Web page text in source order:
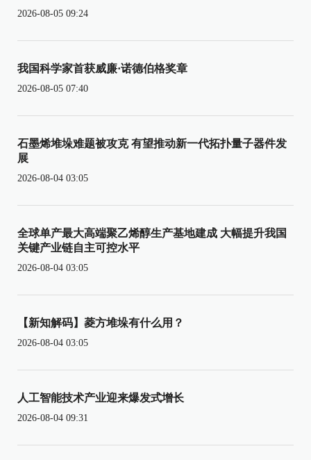
2026-08-05 09:24
我国科学家首获威廉·诺德伯格奖章
2026-08-05 07:40
石墨烯堆垛难题被攻克 有望推动新一代拓扑量子器件发
展
2026-08-04 03:05
全球单产最大高端聚乙烯醇生产基地建成 大幅提升我国
关键产业链自主可控水平
2026-08-04 03:05
【新知解码】菱方堆垛有什么用？
2026-08-04 03:05
人工智能技术产业迎来爆发式增长
2026-08-04 09:31